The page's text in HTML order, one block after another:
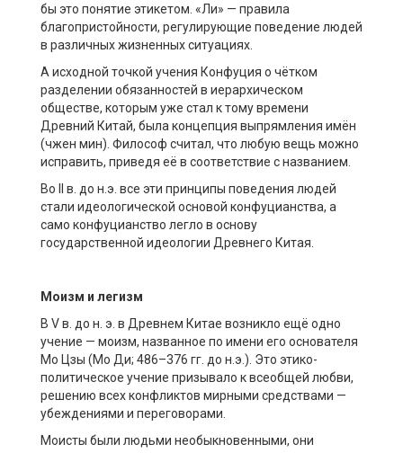
бы это понятие этикетом. «Ли» — правила
благопристойности, регулирующие поведение людей
в различных жизненных ситуациях.
А исходной точкой учения Конфуция о чётком
разделении обязанностей в иерархическом
обществе, которым уже стал к тому времени
Древний Китай, была концепция выпрямления имён
(чжен мин). Философ считал, что любую вещь можно
исправить, приведя её в соответствие с названием.
Во II в. до н.э. все эти принципы поведения людей
стали идеологической основой конфуцианства, а
само конфуцианство легло в основу
государственной идеологии Древнего Китая.
Моизм и легизм
В V в. до н. э. в Древнем Китае возникло ещё одно
учение — моизм, названное по имени его основателя
Мо Цзы (Мо Ди; 486–376 гг. до н.э.). Это этико-
политическое учение призывало к всеобщей любви,
решению всех конфликтов мирными средствами —
убеждениями и переговорами.
Моисты были людьми необыкновенными, они